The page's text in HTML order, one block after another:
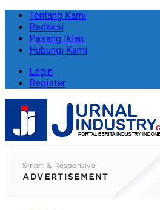
Tentang Kami
Redaksi
Pasang Iklan
Hubungi Kami
Login
Register